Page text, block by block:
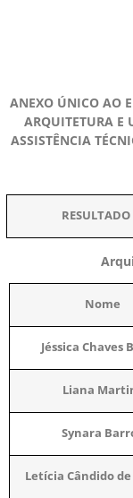
ANEXO ÚNICO AO
ARQUITETURA E
ASSISTÊNCIA
Nome
Jéssica Chaves
Liana
Synara
Letícia Cândido